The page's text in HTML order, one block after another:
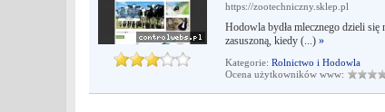
https://zootechniczny.sklep.pl
Hodowla bydła mlecznego dzieli
zasuszoną, kiedy (...) »
Kategorie: Rolnictwo i Hodowla
Ocena użytkowników www: